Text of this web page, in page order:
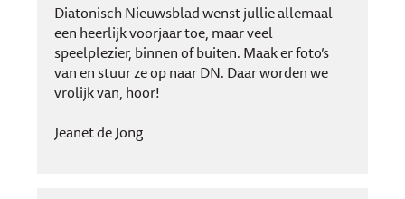
Diatonisch Nieuwsblad wenst jullie allemaal
een heerlijk voorjaar toe, maar veel
speelplezier, binnen of buiten. Maak er foto’s
van en stuur ze op naar DN. Daar worden we
vrolijk van, hoor!
Jeanet de Jong